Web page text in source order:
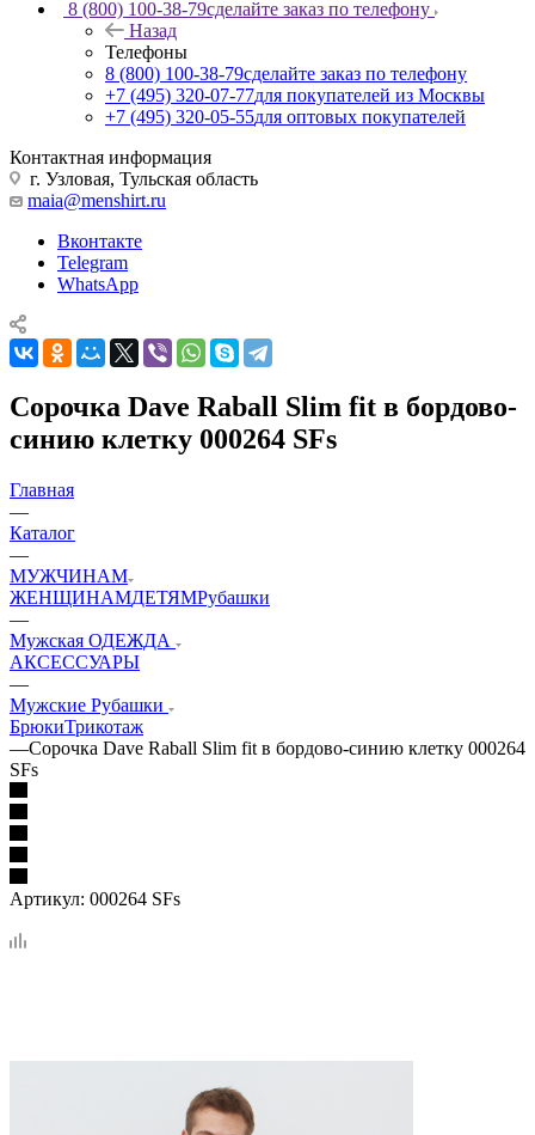
8 (800) 100-38-79сделайте заказ по телефону
Назад
Телефоны
8 (800) 100-38-79сделайте заказ по телефону
+7 (495) 320-07-77для покупателей из Москвы
+7 (495) 320-05-55для оптовых покупателей
Контактная информация
г. Узловая, Тульская область
maia@menshirt.ru
Вконтакте
Telegram
WhatsApp
Сорочка Dave Raball Slim fit в бордово-
синию клетку 000264 SFs
Главная
—
Каталог
—
МУЖЧИНАМ
ЖЕНЩИНАМДЕТЯМРубашки
—
Мужская ОДЕЖДА
АКСЕССУАРЫ
—
Мужские Рубашки
БрюкиТрикотаж
—Сорочка Dave Raball Slim fit в бордово-синию клетку 000264
SFs
Артикул: 000264 SFs